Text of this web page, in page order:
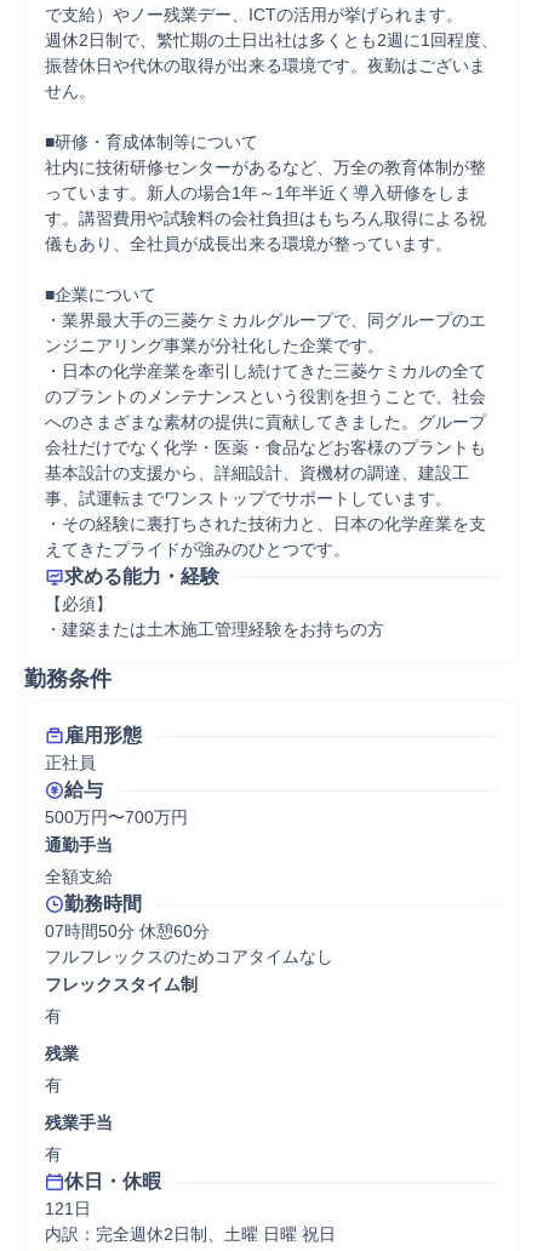
で支給）やノー残業デー、ICTの活用が挙げられます。
週休2日制で、繁忙期の土日出社は多くとも2週に1回程度、
振替休日や代休の取得が出来る環境です。夜勤はございま
せん。
■研修・育成体制等について
社内に技術研修センターがあるなど、万全の教育体制が整
っています。新人の場合1年～1年半近く導入研修をしま
す。講習費用や試験料の会社負担はもちろん取得による祝
儀もあり、全社員が成長出来る環境が整っています。
■企業について
・業界最大手の三菱ケミカルグループで、同グループのエ
ンジニアリング事業が分社化した企業です。
・日本の化学産業を牽引し続けてきた三菱ケミカルの全て
のプラントのメンテナンスという役割を担うことで、社会
へのさまざまな素材の提供に貢献してきました。グループ
会社だけでなく化学・医薬・食品などお客様のプラントも
基本設計の支援から、詳細設計、資機材の調達、建設工
事、試運転までワンストップでサポートしています。
・その経験に裏打ちされた技術力と、日本の化学産業を支
えてきたプライドが強みのひとつです。
求める能力・経験
【必須】
・建築または土木施工管理経験をお持ちの方
勤務条件
雇用形態
正社員
給与
500万円〜700万円
通勤手当
全額支給
勤務時間
07時間50分 休憩60分
フルフレックスのためコアタイムなし
フレックスタイム制
有
残業
有
残業手当
有
休日・休暇
121日
内訳：完全週休2日制、土曜 日曜 祝日